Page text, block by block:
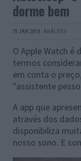
dorme bem
31 JAN 2018 · ANÁLISES
O Apple Watch é
termos
em conta o
"assistente
A app que
através dos
disponibiliza
nosso sono. E